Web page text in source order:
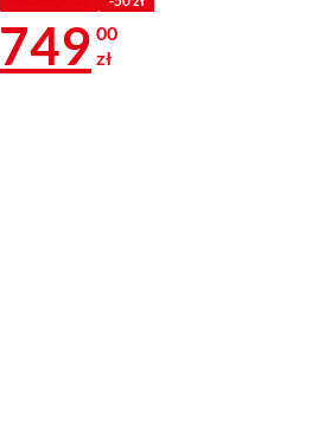
Cena 749 zł
749 00
zł